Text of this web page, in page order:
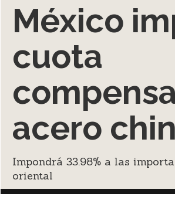
México
cuota
acero
Impondrá 33.98% a las
oriental